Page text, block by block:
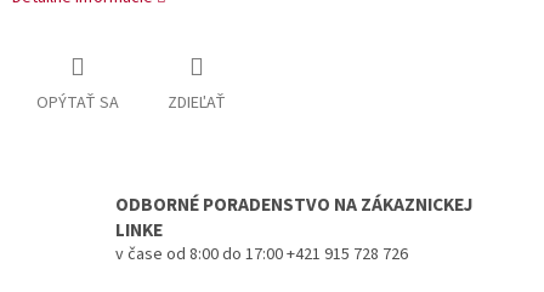
OPÝTAŤ SA ZDIEĽAŤ
ODBORNÉ PORADENSTVO NA ZÁKAZNICKEJ
LINKE
v čase od 8:00 do 17:00 +421 915 728 726